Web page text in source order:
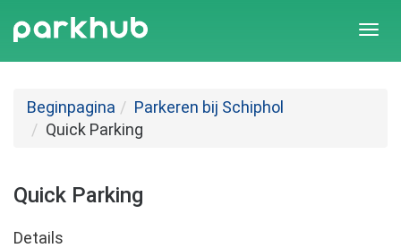
Beginpagina
Parkeren bij Schiphol
Quick Parking
Quick Parking
Details